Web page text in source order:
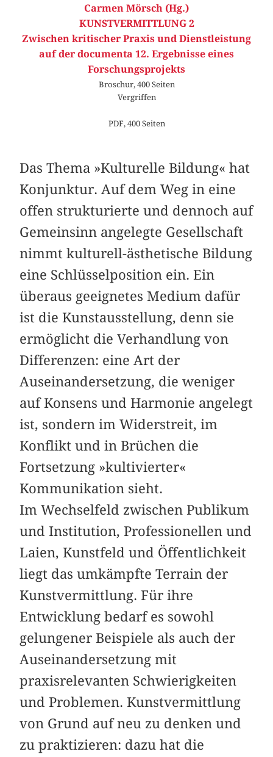
Carmen Mörsch (Hg.)
KUNSTVERMITTLUNG 2
Zwischen kritischer Praxis und Dienstleistung
auf der documenta 12. Ergebnisse eines
Forschungsprojekts
Broschur, 400 Seiten
Vergriffen
PDF, 400 Seiten
Das Thema »Kulturelle Bildung« hat
Konjunktur. Auf dem Weg in eine
offen strukturierte und dennoch auf
Gemeinsinn angelegte Gesellschaft
nimmt kulturell-ästhetische Bildung
eine Schlüsselposition ein. Ein
überaus geeignetes Medium dafür
ist die Kunstausstellung, denn sie
ermöglicht die Verhandlung von
Differenzen: eine Art der
Auseinandersetzung, die weniger
auf Konsens und Harmonie angelegt
ist, sondern im Widerstreit, im
Konflikt und in Brüchen die
Fortsetzung »kultivierter«
Kommunikation sieht.
Im Wechselfeld zwischen Publikum
und Institution, Professionellen und
Laien, Kunstfeld und Öffentlichkeit
liegt das umkämpfte Terrain der
Kunstvermittlung. Für ihre
Entwicklung bedarf es sowohl
gelungener Beispiele als auch der
Auseinandersetzung mit
praxisrelevanten Schwierigkeiten
und Problemen. Kunstvermittlung
von Grund auf neu zu denken und
zu praktizieren: dazu hat die